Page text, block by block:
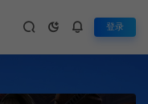
登录